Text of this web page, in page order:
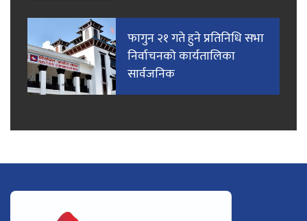
फागुन २१ गते हुने प्रतिनिधि सभा
निर्वाचनको कार्यतालिका
सार्वजनिक